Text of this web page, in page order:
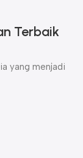
Terbaik
yang menjadi